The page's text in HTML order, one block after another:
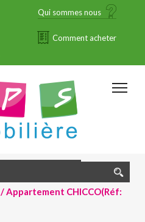
Qui sommes nous
Comment acheter
/ Appartement CHICCO(Réf: